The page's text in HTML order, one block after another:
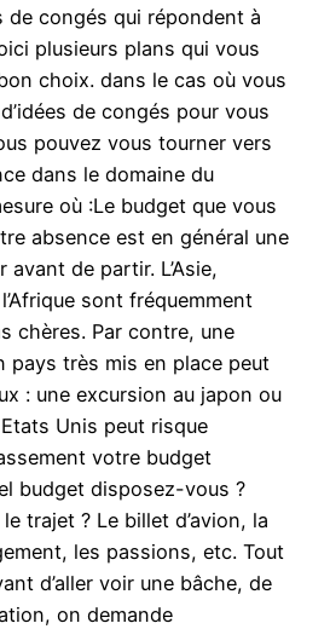
de congés qui répondent à
plusieurs plans qui vous
choix. dans le cas où vous
de congés pour vous
pouvez vous tourner vers
dans le domaine du
où :Le budget que vous
absence est en général une
de partir. L’Asie,
l’Afrique sont fréquemment
chères. Par contre, une
pays très mis en place peut
: une excursion au japon ou
Unis peut risque
votre budget
budget disposez-vous ?
trajet ? Le billet d’avion, la
les passions, etc. Tout
d’aller voir une bâche, de
on demande